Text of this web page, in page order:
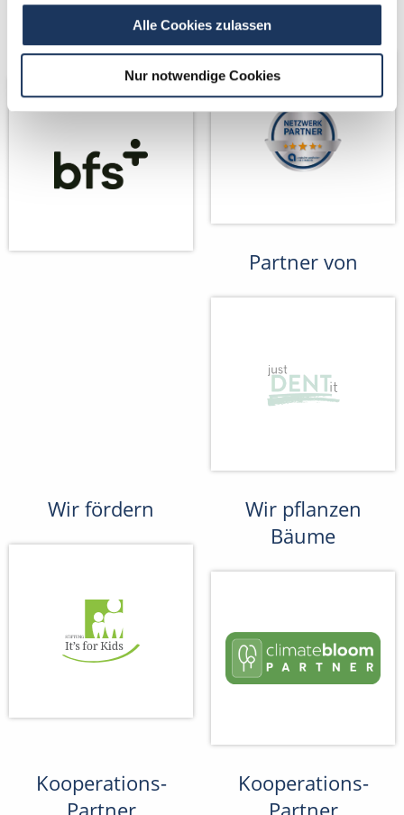
Alle Cookies zulassen
Nur notwendige Cookies
Kooperations-
Partner
Netzwerk-Partner
Partner von
Wir fördern
Wir pflanzen
Bäume
Kooperations-
Kooperations-